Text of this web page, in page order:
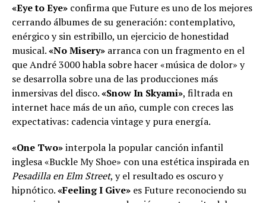
«Eye to Eye» confirma que Future es uno de los mejores
cerrando álbumes de su generación: contemplativo,
enérgico y sin estribillo, un ejercicio de honestidad
musical.«No Misery» arranca con un fragmento en el
que André 3000 habla sobre hacer «música de dolor» y
se desarrolla sobre una de las producciones más
inmersivas del disco.«Snow In Skyami», filtrada en
internet hace más de un año, cumple con creces las
expectativas: cadencia vintage y pura energía.
«One Two»interpola la popular canción infantil
inglesa «Buckle My Shoe» con una estética inspirada en
Pesadilla en Elm Street, y el resultado es oscuro y
hipnótico.«Feeling I Give» es Future reconociendo su